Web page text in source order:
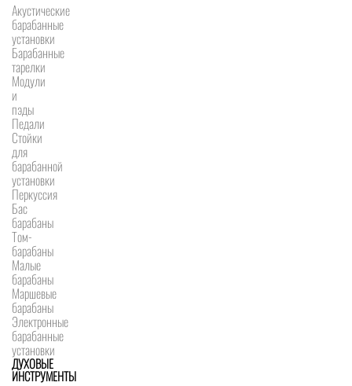
Акустические
барабанные
установки
Барабанные
тарелки
Модули
и
пэды
Педали
Стойки
для
барабанной
установки
Перкуссия
Бас
барабаны
Том-
барабаны
Малые
барабаны
Маршевые
барабаны
Электронные
барабанные
установки
ДУХОВЫЕ
ИНСТРУМЕНТЫ